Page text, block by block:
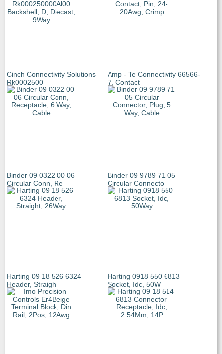
Cinch Connectivity Solutions
Rk0002500
Amp - Te Connectivity 66566-
7. Contact
Binder 09 0322 00 06
Circular Conn, Re
Binder 09 9789 71 05
Circular Connecto
Harting 09 18 526 6324
Header, Straigh
Harting 0918 550 6813
Socket, Idc, 50W